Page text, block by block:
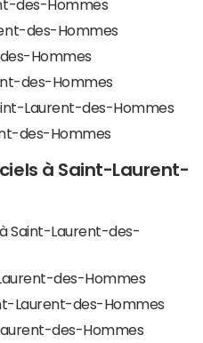
des-Hommes
des-Hommes
Hommes
des-Hommes
Laurent-des-Hommes
des-Hommes
à Saint-Laurent-
Saint-Laurent-des-
des-Hommes
Laurent-des-Hommes
des-Hommes